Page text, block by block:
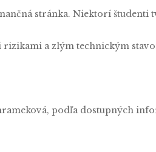
stránka. Niektorí študenti
a zlým technickým
podľa dostupných